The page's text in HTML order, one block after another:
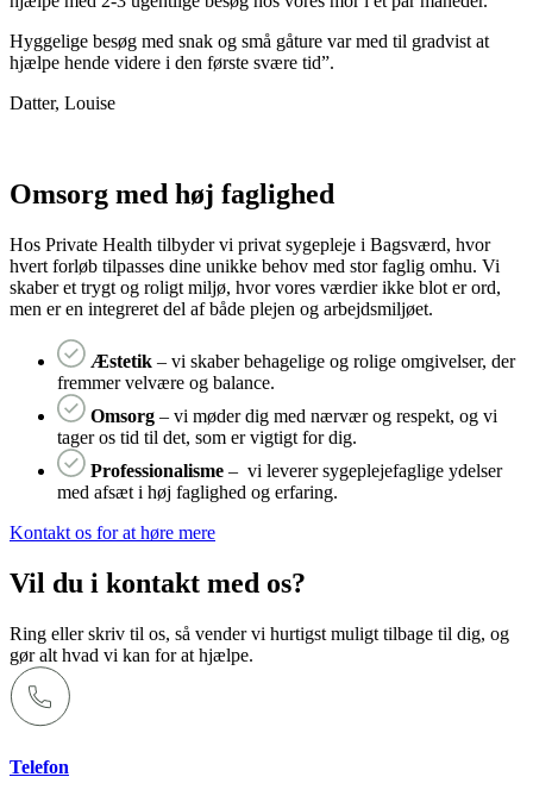
Hyggelige besøg med snak og små gåture var med til gradvist at
hjælpe hende videre i den første svære tid”.
Datter, Louise
Omsorg med høj faglighed
Hos Private Health tilbyder vi privat sygepleje i Bagsværd, hvor
hvert forløb tilpasses dine unikke behov med stor faglig omhu. Vi
skaber et trygt og roligt miljø, hvor vores værdier ikke blot er ord,
men er en integreret del af både plejen og arbejdsmiljøet.
Æstetik – vi skaber behagelige og rolige omgivelser, der
fremmer velvære og balance.
Omsorg – vi møder dig med nærvær og respekt, og vi
tager os tid til det, som er vigtigt for dig.
Professionalisme – vi leverer sygeplejefaglige ydelser
med afsæt i høj faglighed og erfaring.
Kontakt os for at høre mere
Vil du i kontakt med os?
Ring eller skriv til os, så vender vi hurtigst muligt tilbage til dig, og
gør alt hvad vi kan for at hjælpe.
Telefon